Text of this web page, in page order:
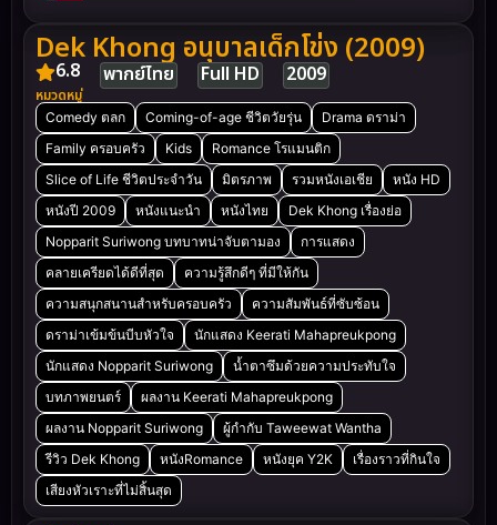
Dek Khong อนุบาลเด็กโข่ง (2009)
6.8 พากย์ไทย Full HD 2009
หมวดหมู่
Comedy ตลก Coming-of-age ชีวิตวัยรุ่น
Drama ดราม่า
Family ครอบครัว
Kids
Romance โรแมนติก
Slice of Life ชีวิตประจำวัน
มิตรภาพ รวมหนังเอเชีย
หนัง HD
หนังปี 2009
หนังแนะนำ หนังไทย
Dek Khong เรื่องย่อ
Nopparit Suriwong บทบาทน่าจับตามอง
การแสดง
คลายเครียดได้ดีที่สุด
ความรู้สึกดีๆ ที่มีให้กัน
ความสนุกสนานสำหรับครอบครัว
ความสัมพันธ์ที่ซับซ้อน
ดราม่าเข้มข้นบีบหัวใจ
นักแสดง Keerati Mahapreukpong
นักแสดง Nopparit Suriwong
น้ำตาซึมด้วยความประทับใจ
บทภาพยนตร์
ผลงาน Keerati Mahapreukpong
ผลงาน Nopparit Suriwong
ผู้กำกับ Taweewat Wantha
รีวิว Dek Khong
หนังRomance หนังยุค Y2K
เรื่องราวที่กินใจ
เสียงหัวเราะที่ไม่สิ้นสุด